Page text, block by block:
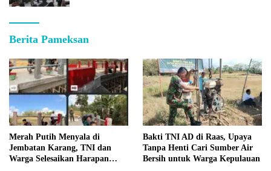
Berita Pameksan
Merah Putih Menyala di
Jembatan Karang, TNI dan
Warga Selesaikan Harapan
Bakti TNI AD di Raas, Upaya
Tanpa Henti Cari Sumber Air
Bersih untuk Warga Kepulauan